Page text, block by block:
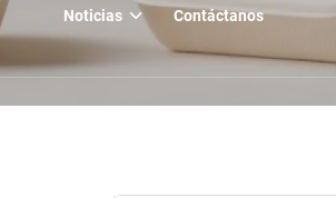
Noticias Contáctanos